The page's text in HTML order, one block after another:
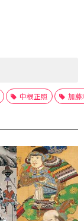
中根正照 加藤